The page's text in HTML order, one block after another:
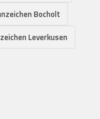
Bocholt
Leverkusen